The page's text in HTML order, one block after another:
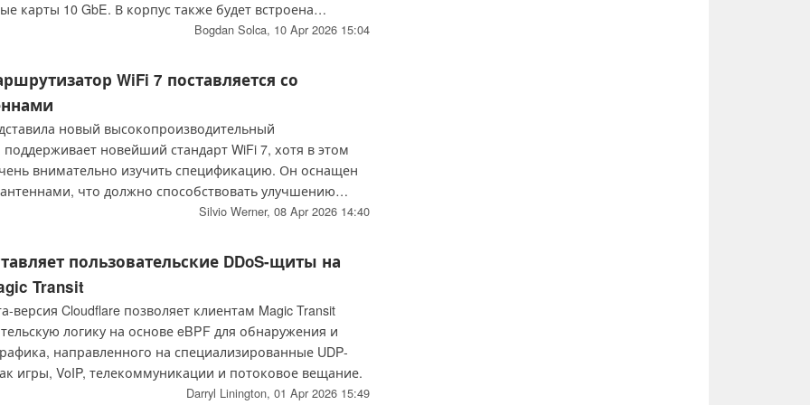
карты 10 GbE. В корпус также будет встроена
система охлаждения с несколькими вентиляторами.
Bogdan Solca, 10 Apr 2026 15:04
WiFi 7 поставляется со
новый высокопроизводительный
новейший стандарт WiFi 7, хотя в этом
внимательно изучить спецификацию. Он оснащен
что должно способствовать улучшению
Silvio Werner, 08 Apr 2026 14:40
пользовательские DDoS-щиты на
Transit
версия Cloudflare позволяет клиентам Magic Transit
логику на основе eBPF для обнаружения и
направленного на специализированные UDP-
игры, VoIP, телекоммуникации и потоковое вещание.
Darryl Linington, 01 Apr 2026 15:49